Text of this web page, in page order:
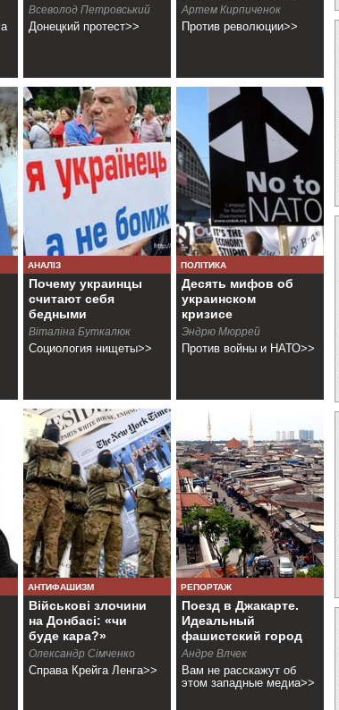
Всеволод Петровський
Донецкий протест>>
Артем Кирпиченок
Против революции>>
АНАЛІЗ
Почему украинцы
считают себя
бедными
Віталіна Буткалюк
Социология нищеты>>
ПОЛІТИКА
Десять мифов об
украинском
кризисе
Эндрю Мюррей
Против войны и НАТО>>
АНТИФАШИЗМ
Військові злочини
на Донбасі: «чи
буде кара?»
Олександр Сімченко
Справа Крейга Ленга>>
РЕПОРТАЖ
Поезд в Джакарте.
Идеальный
фашистский город
Андре Влчек
Вам не расскажут об
этом западные медиа>>